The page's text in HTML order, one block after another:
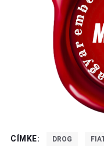
CÍMKE: DROG